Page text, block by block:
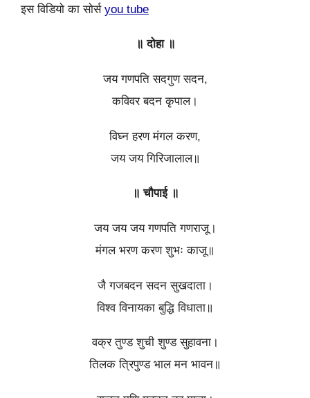
इस विडियो का सोर्स you tube
॥ दोहा ॥
जय गणपति सदगुण सदन,
कविवर बदन कृपाल।
विघ्न हरण मंगल करण,
जय जय गिरिजालाल॥
॥ चौपाई ॥
जय जय जय गणपति गणराजू।
मंगल भरण करण शुभः काजू॥
जै गजबदन सदन सुखदाता।
विश्व विनायका बुद्धि विधाता॥
वक्र तुण्ड शुची शुण्ड सुहावना।
तिलक त्रिपुण्ड भाल मन भावन॥